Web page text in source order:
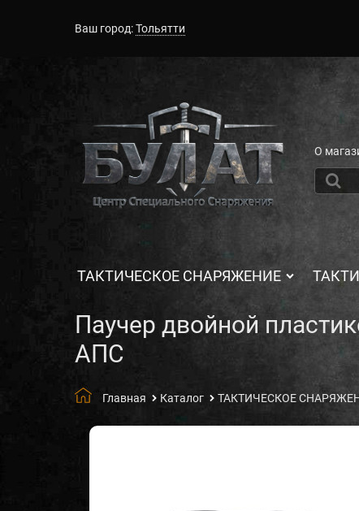
Ваш город:Тольятти
О
ТАКТИЧЕСКОЕ СНАРЯЖЕНИЕ
Паучер двойной
АПС
Главная Каталог ТАКТИЧЕСКОЕ